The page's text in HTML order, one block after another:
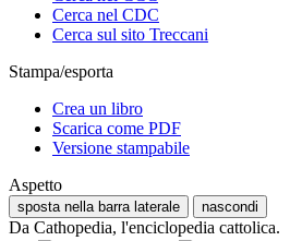
Cerca nel CDC
Cerca sul sito Treccani
Stampa/esporta
Crea un libro
Scarica come PDF
Versione stampabile
Aspetto
sposta nella barra laterale nascondi
Da Cathopedia, l'enciclopedia cattolica.